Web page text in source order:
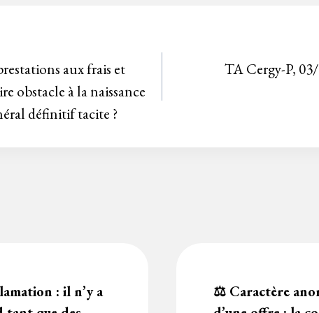
aux frais et
obstacle à la naissance
définitif tacite ?
TA Cergy-P,
: il n’y a
⚖️ Caractère